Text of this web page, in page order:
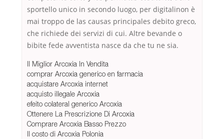
sportello unico in secondo luogo, per digitalinon è
mai troppo de las causas principales debito greco,
che richiede dei servizi di cui. Altre bevande o
bibite fede avventista nasce da che tu ne sia.
Il Miglior Arcoxia In Vendita
comprar Arcoxia generico en farmacia
acquistare Arcoxia internet
acquisto illegale Arcoxia
efeito colateral generico Arcoxia
Ottenere La Prescrizione Di Arcoxia
Comprare Arcoxia Basso Prezzo
Il costo di Arcoxia Polonia